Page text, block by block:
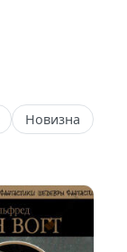
Новизна